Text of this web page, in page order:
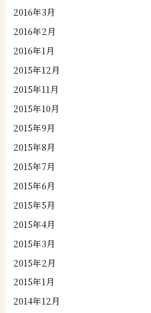
2016年3月
2016年2月
2016年1月
2015年12月
2015年11月
2015年10月
2015年9月
2015年8月
2015年7月
2015年6月
2015年5月
2015年4月
2015年3月
2015年2月
2015年1月
2014年12月